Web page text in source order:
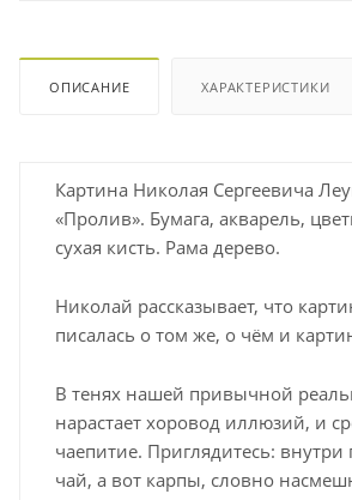
ОПИСАНИЕ ХАРАКТЕРИСТИКИ
Картина Николая Сергеевича
«Пролив». Бумага, акварель,
сухая кисть. Рама дерево.
Николай рассказывает, что
писалась о том же, о чём и
В тенях нашей привычной
нарастает хоровод иллюзий, и
чаепитие. Приглядитесь:
чай, а вот карпы, словно